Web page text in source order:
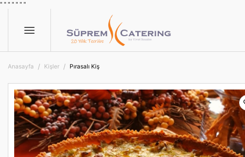
" " " " " " "
Anasayfa Kişler Pırasalı Kiş